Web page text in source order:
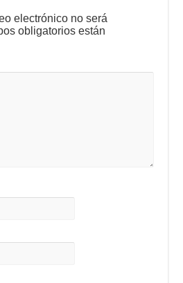
electrónico no será
obligatorios están